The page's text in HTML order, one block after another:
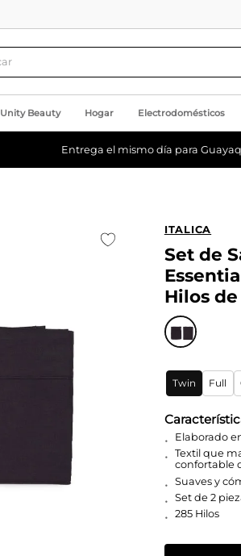
Unity Beauty Hogar Electrodomésticos
Entrega el mismo día para
ITALICA
Set de
Hilos
Twin Full
Elaborado
Textil que
confortable
Suaves y
Set de 2
285 Hilos